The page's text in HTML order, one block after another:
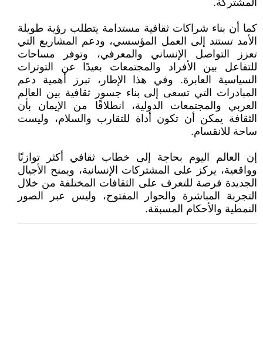
المشتركة.
كما أن بناء شراكات ثقافية مستدامة يتطلب رؤية طويلة
الأمد تستند إلى العمل المؤسسي، ودعم المشاريع التي
تعزز التواصل الإنساني والمعرفي، وتوفر مساحات
للتفاعل بين الأفراد والمجتمعات بعيدًا عن التوترات
السياسية العابرة. وفي هذا الإطار، تبرز أهمية دعم
المبادرات التي تسعى إلى بناء جسور ثقافية بين العالم
العربي والمجتمعات الدولية، انطلاقًا من الإيمان بأن
الثقافة يمكن أن تكون أداة للتقارب والسلام، وليست
ساحة للانقسام.
إن العالم اليوم بحاجة إلى خطاب ثقافي أكثر توازنًا
وواقعية، يركز على المشتركات الإنسانية، ويمنح الأجيال
الجديدة فرصة للتعرف على الثقافات المختلفة من خلال
التجربة المباشرة والحوار المفتوح، وليس عبر الصور
النمطية والأحكام المسبقة.